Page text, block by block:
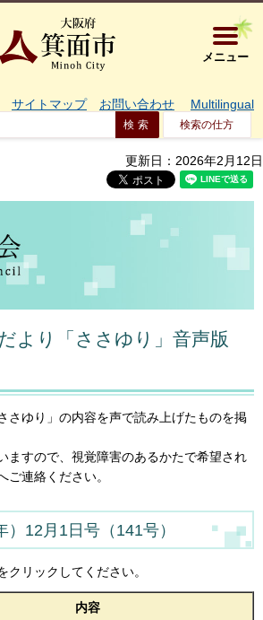
大阪府箕
メニュー
サイトマップ お問い合わせ Multilingual
検索の仕方
更新日：2026年2月12日
より「ささゆり」音声版
さゆり」の内容を声で読み上げたものを掲
ますので、視覚障害のあるかたで希望され
ご連絡ください。
12月1日号（141号）
クリックしてください。
内容